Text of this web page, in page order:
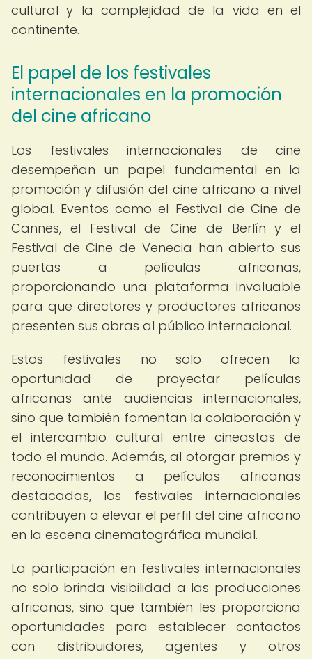
cultural y la complejidad de la vida en el
continente.
El papel de los festivales
internacionales en la promoción
del cine africano
Los festivales internacionales de cine
desempeñan un papel fundamental en la
promoción y difusión del cine africano a nivel
global. Eventos como el Festival de Cine de
Cannes, el Festival de Cine de Berlín y el
Festival de Cine de Venecia han abierto sus
puertas a películas africanas,
proporcionando una plataforma invaluable
para que directores y productores africanos
presenten sus obras al público internacional.
Estos festivales no solo ofrecen la
oportunidad de proyectar películas
africanas ante audiencias internacionales,
sino que también fomentan la colaboración y
el intercambio cultural entre cineastas de
todo el mundo. Además, al otorgar premios y
reconocimientos a películas africanas
destacadas, los festivales internacionales
contribuyen a elevar el perfil del cine africano
en la escena cinematográfica mundial.
La participación en festivales internacionales
no solo brinda visibilidad a las producciones
africanas, sino que también les proporciona
oportunidades para establecer contactos
con distribuidores, agentes y otros